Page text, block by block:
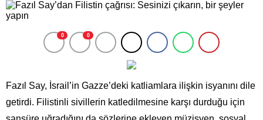
0 0
Fazıl Say, İsrail’in Gazze’deki katliamlara ilişkin isyanını dile
getirdi. Filistinli sivillerin katledilmesine karşı durduğu için